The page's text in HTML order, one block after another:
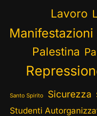
Lavoro
Manifestazioni
Palestina
Santo Spirito Sicurezza
Studenti